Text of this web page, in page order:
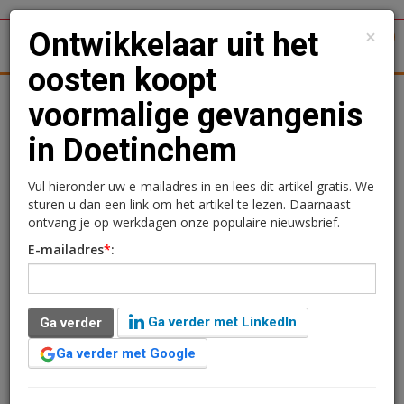
Woningmarkt Kantoren Logistiek
Ontwikkelaar uit het
oosten koopt voormalige
gevangenis in
Doetinchem
Redactie
11 juni 2025 om 14:52
1 minuut leestijd
Het Rijksvastgoedbedrijf heeft de voormalige
×
Ontwikkelaar uit het
oosten koopt
voormalige gevangenis
in Doetinchem
Vul hieronder uw e-mailadres in en lees dit artikel gratis. We
sturen u dan een link om het artikel te lezen. Daarnaast
ontvang je op werkdagen onze populaire nieuwsbrief.
E-mailadres*:
Ga verder
Ga verder met LinkedIn
Ga verder met Google